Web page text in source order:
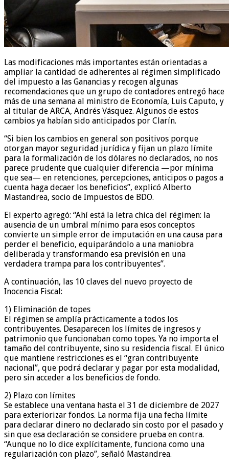
Las modificaciones más importantes están orientadas a
ampliar la cantidad de adherentes al régimen simplificado
del impuesto a las Ganancias y recogen algunas
recomendaciones que un grupo de contadores entregó hace
más de una semana al ministro de Economía, Luis Caputo, y
al titular de ARCA, Andrés Vásquez. Algunos de estos
cambios ya habían sido anticipados por Clarín.
“Si bien los cambios en general son positivos porque
otorgan mayor seguridad jurídica y fijan un plazo límite
para la formalización de los dólares no declarados, no nos
parece prudente que cualquier diferencia —por mínima
que sea— en retenciones, percepciones, anticipos o pagos a
cuenta haga decaer los beneficios”, explicó Alberto
Mastandrea, socio de Impuestos de BDO.
El experto agregó: “Ahí está la letra chica del régimen: la
ausencia de un umbral mínimo para esos conceptos
convierte un simple error de imputación en una causa para
perder el beneficio, equiparándolo a una maniobra
deliberada y transformando esa previsión en una
verdadera trampa para los contribuyentes”.
A continuación, las 10 claves del nuevo proyecto de
Inocencia Fiscal:
1) Eliminación de topes
El régimen se amplía prácticamente a todos los
contribuyentes. Desaparecen los límites de ingresos y
patrimonio que funcionaban como topes. Ya no importa el
tamaño del contribuyente, sino su residencia fiscal. El único
que mantiene restricciones es el “gran contribuyente
nacional”, que podrá declarar y pagar por esta modalidad,
pero sin acceder a los beneficios de fondo.
2) Plazo con límites
Se establece una ventana hasta el 31 de diciembre de 2027
para exteriorizar fondos. La norma fija una fecha límite
para declarar dinero no declarado sin costo por el pasado y
sin que esa declaración se considere prueba en contra.
“Aunque no lo dice explícitamente, funciona como una
regularización con plazo”, señaló Mastandrea.